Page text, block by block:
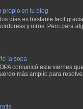
propio en tu blog
días es bastante facil
y otros. Pero para
la sopa
comunicó este viernes
más amplio para resolver